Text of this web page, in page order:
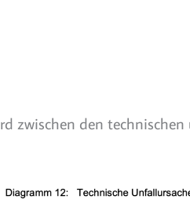
zwischen den